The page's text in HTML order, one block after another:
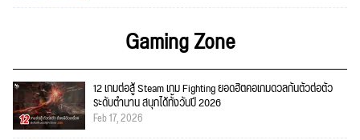
Gaming Zone
12 เกมต่อสู้ Steam เกม Fighting ยอดฮิตคอเกมดวลกันตัวต่อตัว
ระดับตำนาน สนุกได้ทั้งวันปี 2026
Feb 17, 2026